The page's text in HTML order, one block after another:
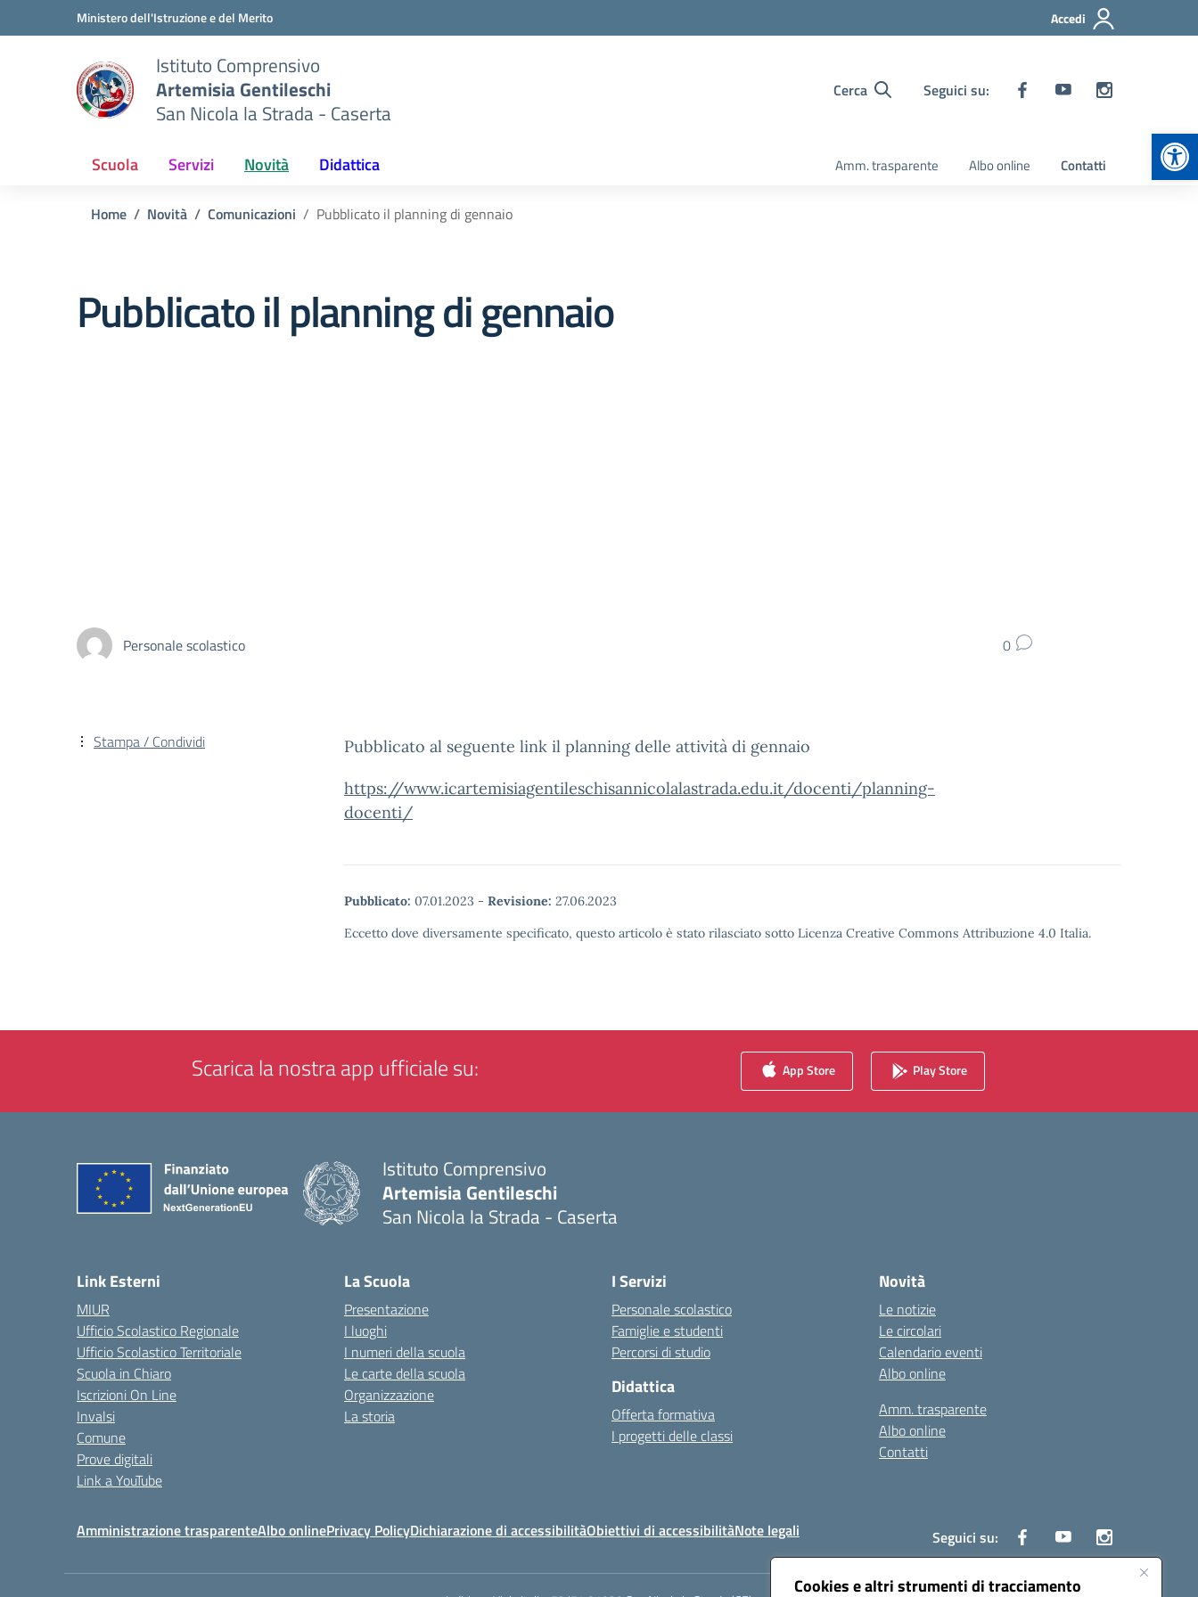
Cookies e altri strumenti di tracciamento
Vai ai contenuti
Vai al menu di navigazioneMinistero dell'Istruzione e del Merito Accedi
Istituto Comprensivo
Artemisia Gentileschi
San Nicola la Strada - Caserta
Cerca Seguici su:
Scuola Servizi Novità Didattica Amm. trasparente Albo online Contatti
Home Novità Comunicazioni Pubblicato il planning di gennaio
Pubblicato il planning di gennaio
Personale scolastico 0
Pubblicato al seguente link il planning delle attività di gennaio
https://www.icartemisiagentileschisannicolalastrada.edu.it/docenti/planning-
docenti/
Pubblicato: 07.01.2023 - Revisione: 27.06.2023
Eccetto dove diversamente specificato, questo articolo è stato rilasciato sotto Licenza Creative Commons Attribuzione 4.0 Italia.
Stampa / Condividi
Scarica la nostra app ufficiale su: App Store Play Store
Istituto Comprensivo
Artemisia Gentileschi
San Nicola la Strada - Caserta
Link Esterni
MIUR
Ufficio Scolastico Regionale
Ufficio Scolastico Territoriale
Scuola in Chiaro
Iscrizioni On Line
Invalsi
Comune
Prove digitali
Link a YouTube
La Scuola
Presentazione
I luoghi
I numeri della scuola
Le carte della scuola
Organizzazione
La storia
I Servizi
Personale scolastico
Famiglie e studenti
Percorsi di studio
Didattica
Offerta formativa
I progetti delle classi
Novità
Le notizie
Le circolari
Calendario eventi
Albo online
Amm. trasparente
Albo online
Contatti
Amministrazione trasparenteAlbo onlinePrivacy PolicyDichiarazione di accessibilitàObiettivi di accessibilitàNote legali Seguici su: